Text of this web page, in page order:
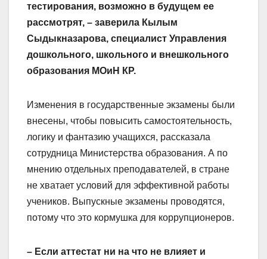
тестирования, возможно в будущем ее
рассмотрят, – заверила Кылым
Сыдыкназарова, специалист Управления
дошкольного, школьного и внешкольного
образования МОиН КР.
Изменения в государственные экзамены были
внесены, чтобы повысить самостоятельность,
логику и фантазию учащихся, рассказала
сотрудница Министерства образования. А по
мнению отдельных преподавателей, в стране
не хватает условий для эффективной работы
учеников. Выпускные экзамены проводятся,
потому что это кормушка для коррупционеров.
– Если аттестат ни на что не влияет и